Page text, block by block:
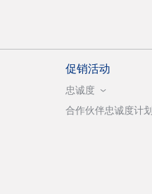
促销活动
忠诚度
合作伙伴忠诚度计划